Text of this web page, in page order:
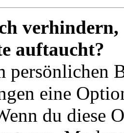
verhindern,
auftaucht?
persönlichen
eine
du diese